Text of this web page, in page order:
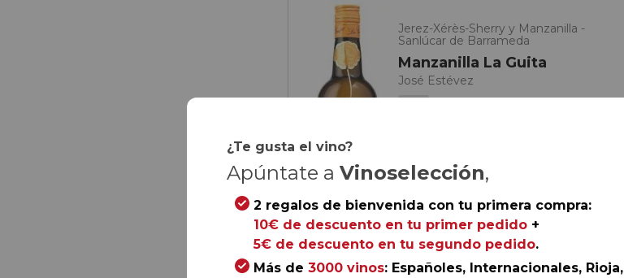
Jerez-Xérès-Sherry y Manzanilla -
Sanlúcar de Barrameda
Manzanilla La Guita
José Estévez
España
¿Te gusta el vino?
Apúntate a Vinoselección,
2 regalos de bienvenida con tu primera compra:
10€ de descuento en tu primer pedido+
5€ de descuento en tu segundo pedido.
Más de 3000 vinos: Españoles, Internacionales, Rioja,